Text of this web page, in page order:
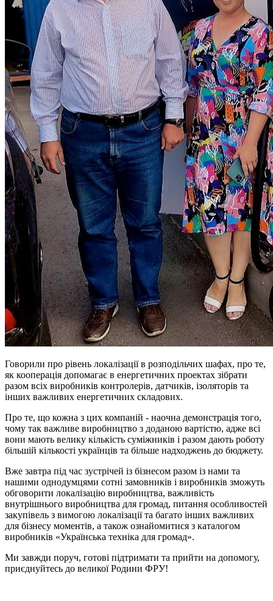
Говорили про рівень локалізації в розподільчих шафах, про те,
як кооперація допомагає в енергетичних проектах зібрати
разом всіх виробників контролерів, датчиків, ізоляторів та
інших важливих енергетичних складових.
Про те, що кожна з цих компаній - наочна демонстрація того,
чому так важливе виробництво з доданою вартістю, адже всі
вони мають велику кількість суміжників і разом дають роботу
більшій кількості українців та більше надходжень до бюджету.
Вже завтра під час зустрічей із бізнесом разом із нами та
нашими однодумцями сотні замовників і виробників зможуть
обговорити локалізацію виробництва, важливість
внутрішнього виробництва для громад, питання особливостей
закупівель з вимогою локалізації та багато інших важливих
для бізнесу моментів, а також ознайомитися з каталогом
виробників «Українська техніка для громад».
Ми завжди поруч, готові підтримати та прийти на допомогу,
приєднуйтесь до великої Родини ФРУ!